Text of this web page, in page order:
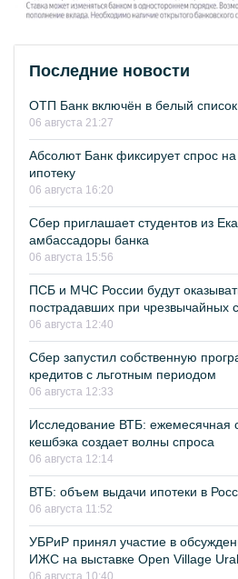
Последние новости
ОТП Банк включён в белый
06 августа 21:27
Абсолют Банк фиксирует спрос
ипотеку
06 августа 16:20
Сбер приглашает студентов из
амбассадоры банка
06 августа 15:56
ПСБ и МЧС России будут
пострадавших при чрезвычайных
06 августа 12:40
Сбер запустил собственную
кредитов с льготным периодом
06 августа 12:33
Исследование ВТБ: ежемесячная
кешбэка создает волны спроса
06 августа 12:14
ВТБ: объем выдачи ипотеки в
06 августа 11:52
УБРиР принял участие в
ИЖС на выставке Open Village Ural
06 августа 10:40